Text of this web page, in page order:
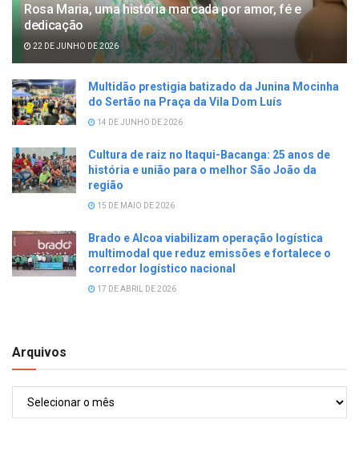
Rosa Maria, uma história marcada por amor, fé e
dedicação
22 DE JUNHO DE 2026
Multidão prestigia batizado da Junina Mocinha
do Sertão na Praça da Vila Dom Luís
14 DE JUNHO DE 2026
Cultura de raiz no Itaqui-Bacanga: 25 anos de
história e união para o melhor São João da
região
15 DE MAIO DE 2026
Brado e Alcoa viabilizam operação logística
multimodal que reduz emissões e fortalece o
corredor logístico nacional
17 DE ABRIL DE 2026
Arquivos